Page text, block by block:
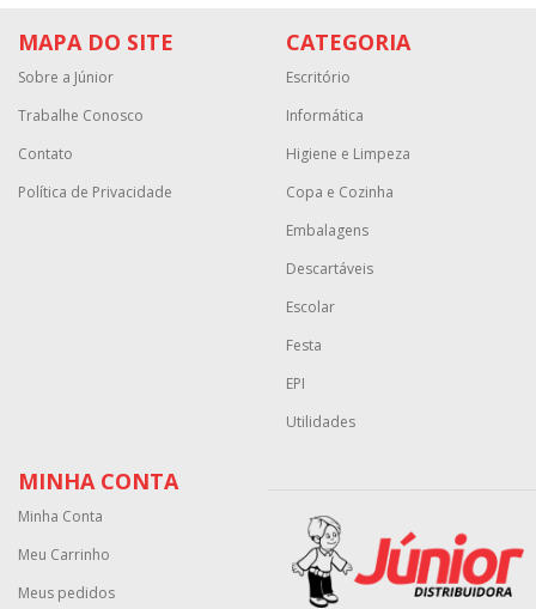
MAPA DO SITE
Sobre a Júnior
Trabalhe Conosco
Contato
Política de Privacidade
CATEGORIA
Escritório
Informática
Higiene e Limpeza
Copa e Cozinha
Embalagens
Descartáveis
Escolar
Festa
EPI
Utilidades
MINHA CONTA
Minha Conta
Meu Carrinho
Meus pedidos